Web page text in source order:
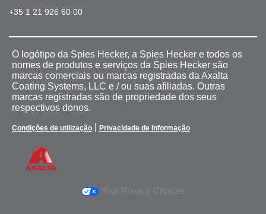
+35 1 21 926 60 00
O logótipo da Spies Hecker, a Spies Hecker e todos os
nomes de produtos e serviços da Spies Hecker são
marcas comerciais ou marcas registradas da Axalta
Coating Systems, LLC e / ou suas afiliadas. Outras
marcas registradas são de propriedade dos seus
respectivos donos.
Condições de utilização Privacidade de Informação
Your Privacy Choices